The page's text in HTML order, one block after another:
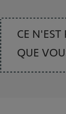
CE N'EST
QUE